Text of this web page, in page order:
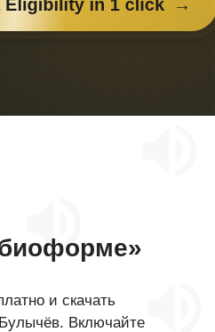
и скачать
Включайте